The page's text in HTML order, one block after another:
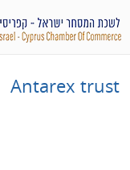
Antarex trust